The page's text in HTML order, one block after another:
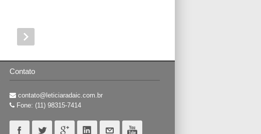
Contato
contato@leticiaradaic.com.br
Fone: (11) 98315-7414